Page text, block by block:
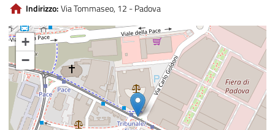
Indirizzo:Via Tommaseo, 12 - Padova
+
−